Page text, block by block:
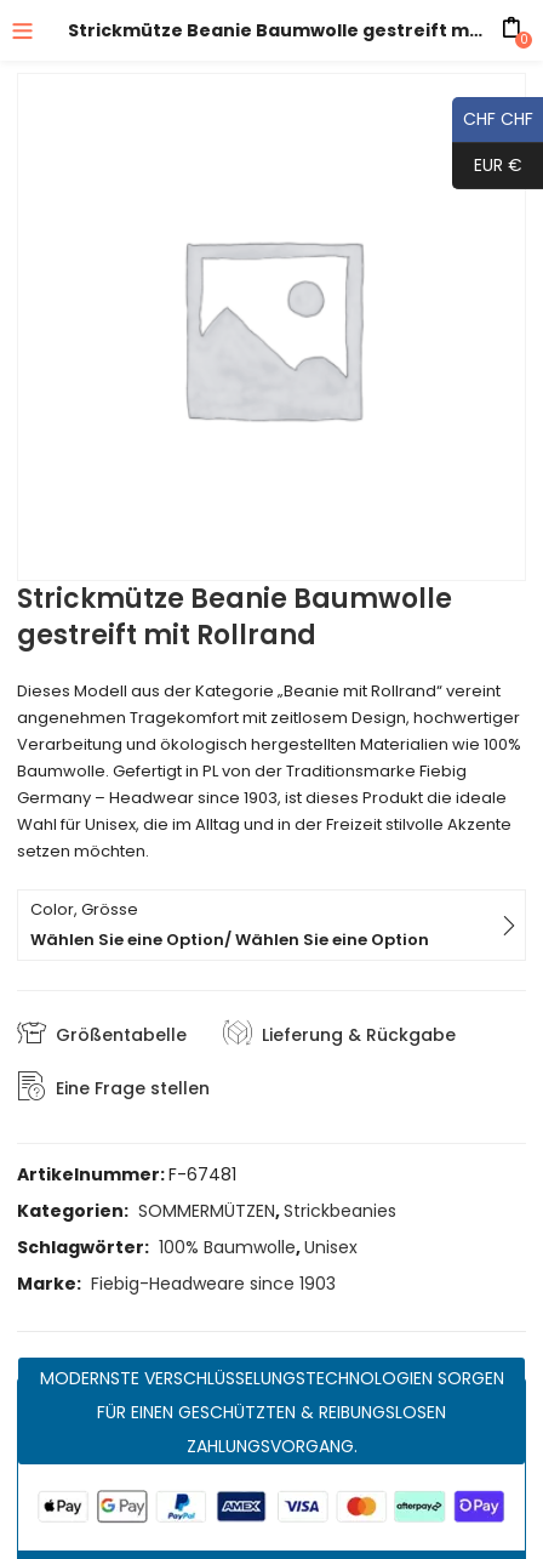
Strickmütze Beanie Baumwolle gestreift mit Rollrand 0
Strickmütze Beanie Baumwolle
gestreift mit Rollrand
Dieses Modell aus der Kategorie „Beanie mit Rollrand“ vereint
angenehmen Tragekomfort mit zeitlosem Design, hochwertiger
Verarbeitung und ökologisch hergestellten Materialien wie 100%
Baumwolle. Gefertigt in PL von der Traditionsmarke Fiebig
Germany – Headwear since 1903, ist dieses Produkt die ideale
Wahl für Unisex, die im Alltag und in der Freizeit stilvolle Akzente
setzen möchten.
Color, Grösse
Wählen Sie eine Option/ Wählen Sie eine Option
Größentabelle Lieferung & Rückgabe
Eine Frage stellen
Artikelnummer:F-67481
Kategorien: SOMMERMÜTZEN,Strickbeanies
Schlagwörter: 100% Baumwolle,Unisex
Marke: Fiebig-Headweare since 1903
MODERNSTE VERSCHLÜSSELUNGSTECHNOLOGIEN SORGEN
FÜR EINEN GESCHÜTZTEN & REIBUNGSLOSEN
ZAHLUNGSVORGANG.
CHF CHF
EUR €